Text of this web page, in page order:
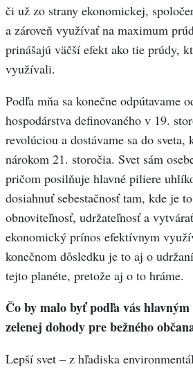
či už zo strany ekonomickej,
a zároveň využívať na maximum
prinášajú väčší efekt ako tie prúdy,
využívali.
Podľa mňa sa konečne odpútavame
hospodárstva definovaného v 19.
revolúciou a dostávame sa do sveta,
nárokom 21. storočia. Svet sám
pričom posilňuje hlavné piliere
dosiahnuť sebestačnosť tam, kde je
obnoviteľnosť, udržateľnosť a
ekonomický prínos efektívnym
konečnom dôsledku je to aj o
tejto planéte, pretože aj o to hráme.
Čo by malo byťpodľa vás
zelenej dohody pre bežného
Lepší svet – z hľadiska